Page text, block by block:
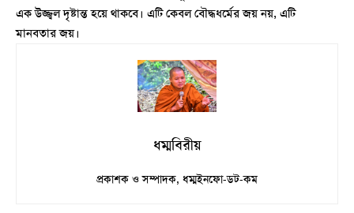
এক উজ্জ্বল দৃষ্টান্ত হয়ে থাকবে। এটি কেবল বৌদ্ধধর্মের জয় নয়, এটি
মানবতার জয়।
ধম্মবিরীয়
প্রকাশক ও সম্পাদক, ধম্মইনফো-ডট-কম